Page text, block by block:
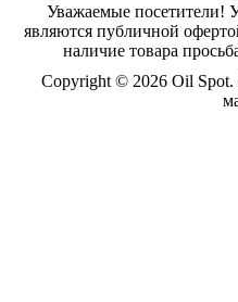
Уважаемые посетители!
являются публичной
наличие товара
Copyright © 2026 Oil Spot.